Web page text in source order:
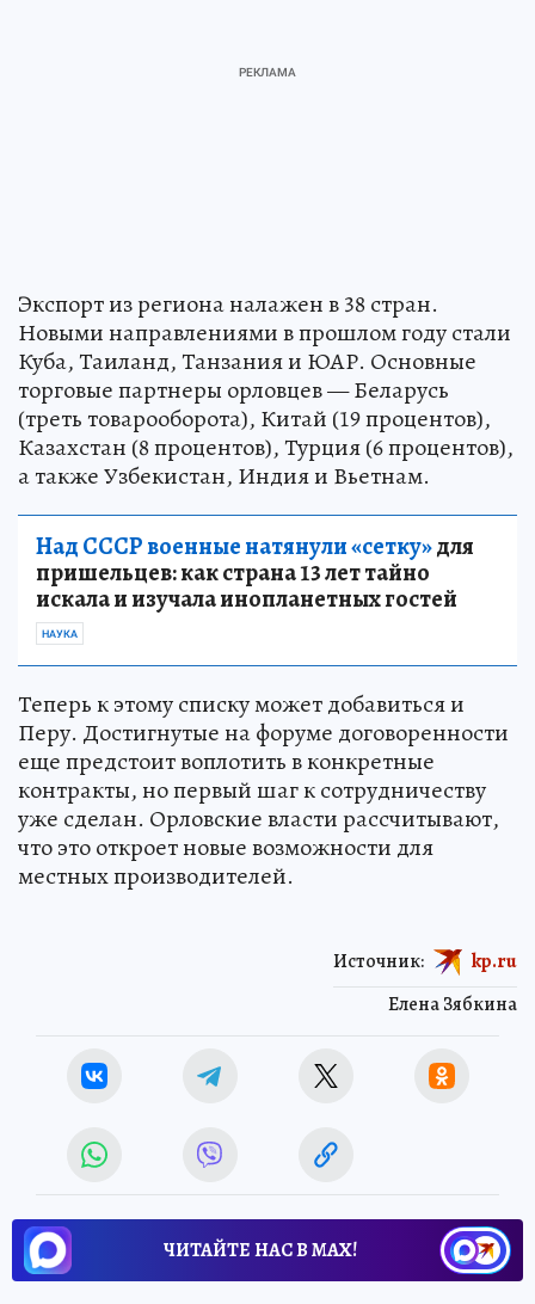
Экспорт из региона налажен в 38 стран.
Новыми направлениями в прошлом году стали
Куба, Таиланд, Танзания и ЮАР. Основные
торговые партнеры орловцев — Беларусь
(треть товарооборота), Китай (19 процентов),
Казахстан (8 процентов), Турция (6 процентов),
а также Узбекистан, Индия и Вьетнам.
Над СССР военные натянули «сетку»для
пришельцев: как страна 13 лет тайно
искала и изучала инопланетных гостей
НАУКА
Теперь к этому списку может добавиться и
Перу. Достигнутые на форуме договоренности
еще предстоит воплотить в конкретные
контракты, но первый шаг к сотрудничеству
уже сделан. Орловские власти рассчитывают,
что это откроет новые возможности для
местных производителей.
Елена Зябкина
Источник: kp.ru
ЧИТАЙТЕ НАС В МАХ!